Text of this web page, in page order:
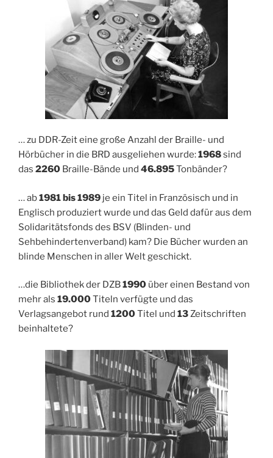
… zu DDR-Zeit eine große Anzahl der Braille- und
Hörbücher in die BRD ausgeliehen wurde:1968sind
das 2260 Braille-Bände und 46.895Tonbänder?
… ab1981 bis 1989 je ein Titel in Französisch und in
Englisch produziert wurde und das Geld dafür aus dem
Solidaritätsfonds des BSV (Blinden- und
Sehbehindertenverband) kam? Die Bücher wurden an
blinde Menschen in aller Welt geschickt.
…die Bibliothek der DZB1990 über einen Bestand von
mehr als 19.000Titeln verfügte und das
Verlagsangebot rund 1200Titel und 13Zeitschriften
beinhaltete?